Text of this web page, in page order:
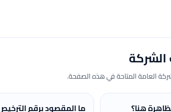
العامة المتاحة في هذه الصفحة.
هنا؟ ما المقصود برقم